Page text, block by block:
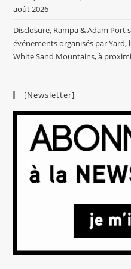
août 2026
Disclosure, Rampa & Adam Port
événements organisés par Yard,
White Sand Mountains, à
[Newsletter]